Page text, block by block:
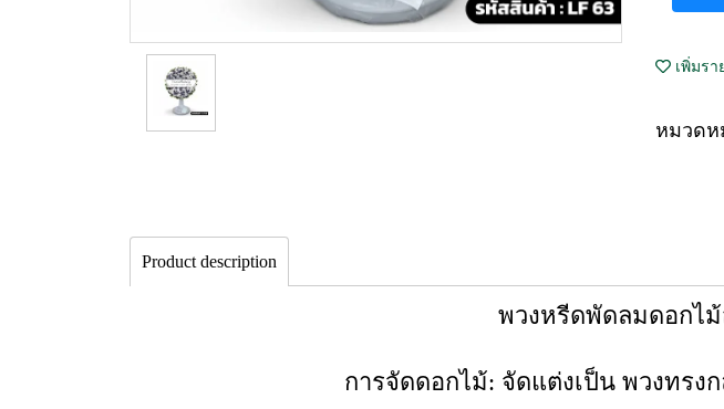
เพิ่มรา
หมวดห
Product description
พวงหรีดพัดลมดอกไ
การจัดดอกไม้: จัดแต่งเป็น พวงทร